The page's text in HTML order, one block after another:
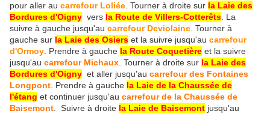
pour aller au carrefour Loliée . Tourner à droite sur la Laie des
Bordures d'Oigny vers la Route de Villers-Cotterêts . La
suivre à gauche jusqu'au carrefour Deviolaine . Tourner à
gauche sur la Laie des Osiers et la suivre jusqu'au carrefour
d'Ormoy . Prendre à gauche la Route Coquetière et la suivre
jusqu'au carrefour Michaux . Tourner à droite sur la Laie des
Bordures d'Oigny et aller jusqu'au carrefour des Fontaines
Longpont . Prendre à gauche la Laie de la Chaussée de
l'étang et continuer jusqu'au carrefour de la Chaussée de
Baisemont . Suivre à droite la Laie de Baisemont jusqu'au